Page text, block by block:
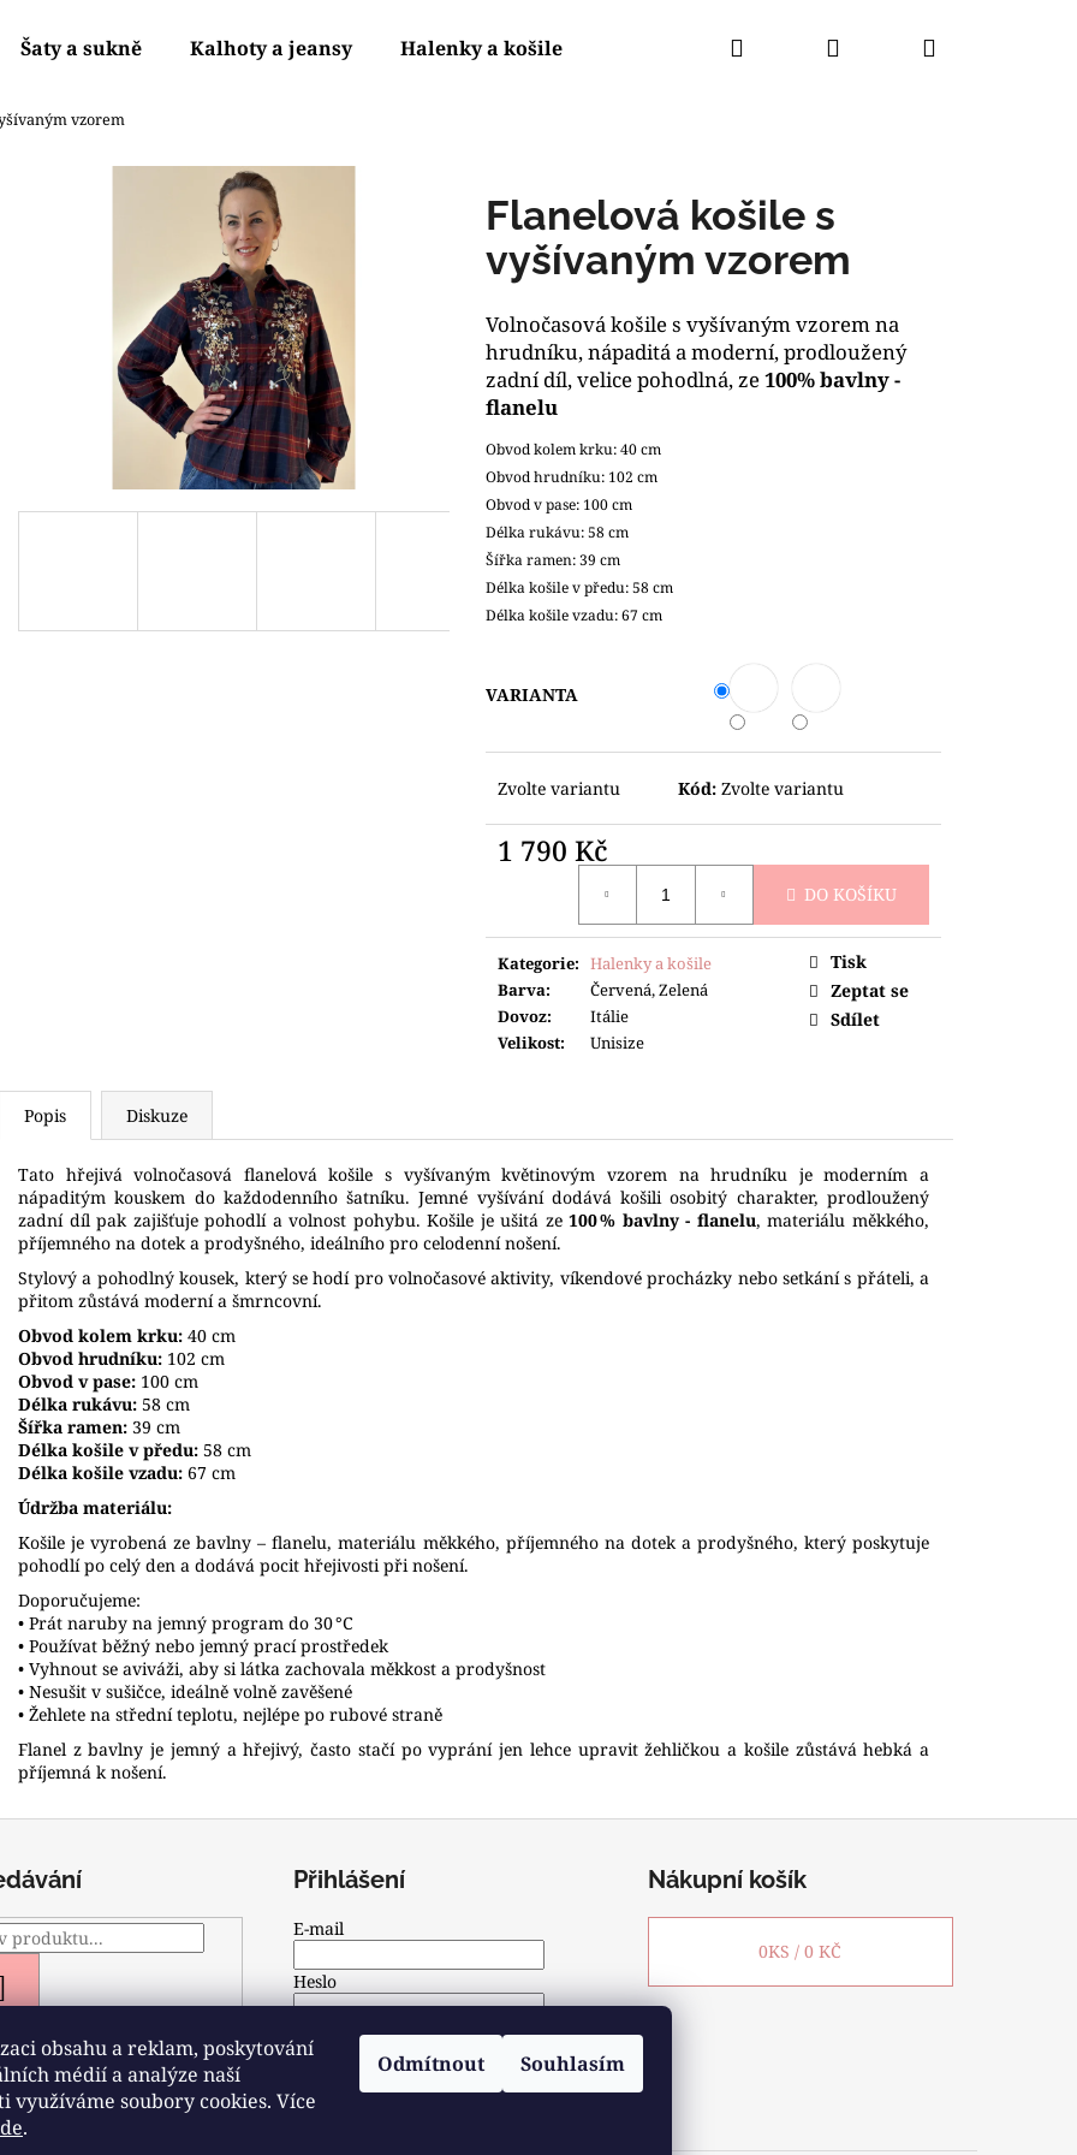
obsahu a reklam, poskytování
médií a analýze naší
využíváme soubory cookies. Více
.
Odmítnout Souhlasím
Šaty a sukně Kalhoty a jeansy Halenky a košile Hledat PřihlášeníNákupní
vzorem
Flanelová košile s
vyšívaným vzorem
Volnočasová košile s vyšívaným vzorem na
hrudníku, nápaditá a moderní, prodloužený
zadní díl, velice pohodlná, ze 100% bavlny -
flanelu
Obvod kolem krku: 40 cm
Obvod hrudníku: 102 cm
Obvod v pase: 100 cm
Délka rukávu: 58 cm
Šířka ramen: 39 cm
Délka košile v předu: 58 cm
Délka košile vzadu: 67 cm
VARIANTA
Zvolte variantu Kód: Zvolte variantu
1 790 Kč
DO KOŠÍKU
Kategorie:
Halenky a košile
Barva:
Červená, Zelená
Dovoz:
Itálie
Velikost: Unisize
Tisk
Zeptat se
Sdílet
Popis Diskuze
Tato hřejivá volnočasová flanelová košile s vyšívaným květinovým vzorem na hrudníku je moderním a
nápaditým kouskem do každodenního šatníku. Jemné vyšívání dodává košili osobitý charakter, prodloužený
zadní díl pak zajišťuje pohodlí a volnost pohybu. Košile je ušitá ze100 % bavlny - flanelu, materiálu měkkého,
příjemného na dotek a prodyšného, ideálního pro celodenní nošení.
Stylový a pohodlný kousek, který se hodí pro volnočasové aktivity, víkendové procházky nebo setkání s přáteli, a
přitom zůstává moderní a šmrncovní.
Obvod kolem krku: 40 cm
Obvod hrudníku: 102 cm
Obvod v pase: 100 cm
Délka rukávu: 58 cm
Šířka ramen: 39 cm
Délka košile v předu: 58 cm
Délka košile vzadu: 67 cm
Údržba materiálu:
Košile je vyrobená ze bavlny – flanelu, materiálu měkkého, příjemného na dotek a prodyšného, který poskytuje
pohodlí po celý den a dodává pocit hřejivosti při nošení.
Doporučujeme:
• Prát naruby na jemný program do 30 °C
• Používat běžný nebo jemný prací prostředek
• Vyhnout se aviváži, aby si látka zachovala měkkost a prodyšnost
• Nesušit v sušičce, ideálně volně zavěšené
• Žehlete na střední teplotu, nejlépe po rubové straně
Flanel z bavlny je jemný a hřejivý, často stačí po vyprání jen lehce upravit žehličkou a košile zůstává hebká a
příjemná k nošení.
Co potřebujete najít?
Doporučujeme
SVETR NA DVA KNOFLÍČKY
SPORTOVNĚ ELEGANTNÍ BUNDA
Přihlášení
E-mail
Heslo
PŘIHLÁSIT SE
Nová registrace
Nákupní košík
0KS /0 KČ